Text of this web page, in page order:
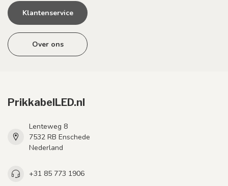
Klantenservice
Over ons
PrikkabelLED.nl
Lenteweg 8
7532 RB Enschede
Nederland
+31 85 773 1906